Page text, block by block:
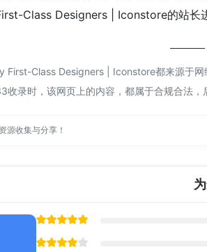
Class Designers | Iconstore的站长
First-Class Designers | Iconstore都来源于
录时，该网页上的内容，都属于合规合法
源收集与分享！